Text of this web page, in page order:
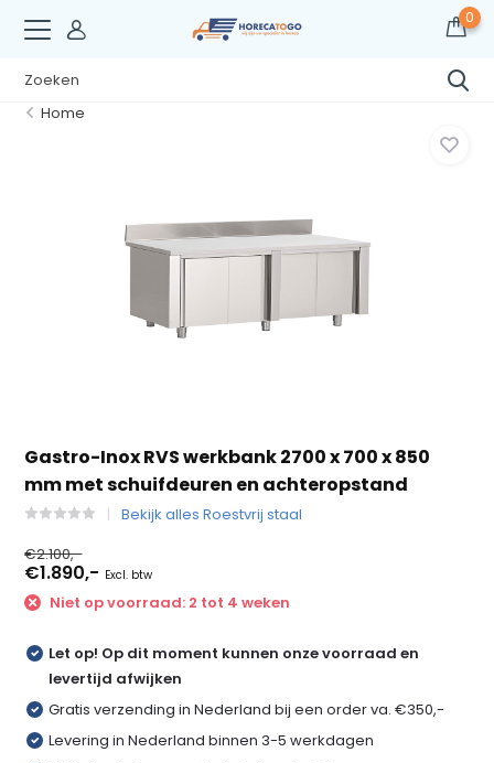
0
Home
Gastro-Inox RVS werkbank 2700 x 700 x 850
mm met schuifdeuren en achteropstand
Bekijk alles Roestvrij staal
€2.100,-
€1.890,- Excl. btw
Niet op voorraad: 2 tot 4 weken
Let op! Op dit moment kunnen onze voorraad en
levertijd afwijken
Gratis verzending in Nederland bij een order va. €350,-
Levering in Nederland binnen 3-5 werkdagen